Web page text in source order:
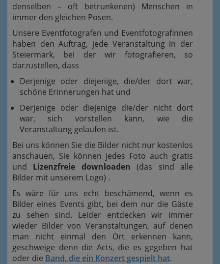
denselben – oft betrunkenen) Menschen in
immer den gleichen Posen.
Unsere Eventfotografen und Eventfotografinnen
haben den Auftrag, jede Veranstaltung in der
Steiermark, bei der wir fotografieren, so
darzustellen, dass
Derjenige oder diejenige, die/der dort war,
schöne Erinnerungen hat und
Derjenige oder diejenige die/der nicht dort
war, sich vorstellen kann, wie die
Veranstaltung gelaufen ist.
Bei uns können Sie die Bilder nicht nur kostenlos
anschauen, Sie können jedes Foto auch gratis
und Lizenzfreie downloaden (das sind alle
Bilder mit unserem Logo) .
Es wäre für uns echt beschämend, wenn es
Bilder eines Events gibt, bei dem nur die Gäste
zu sehen sind. Leider entdecken wir immer
wieder Bilder von Veranstaltungen, auf denen
man nicht einmal den Ort erkennen kann,
geschweige denn die Acts, die es gegeben hat
oder die Band, die ein Konzert gespielt hat.